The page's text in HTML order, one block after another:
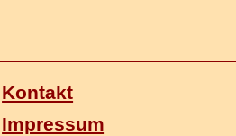
Kontakt
Impressum